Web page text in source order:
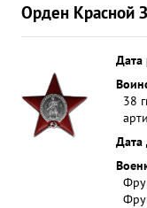
Орден Красной
Дата
38
Дата